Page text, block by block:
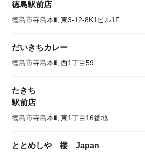
徳島駅前店
徳島市寺島本町東3-12-8K1ビル1F
だいきちカレー
徳島市寺島本町西1丁目59
たきち
駅前店
徳島市寺島本町東1丁目16番地
ととめしや 楼 Japan